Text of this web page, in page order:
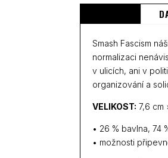
Smash Fascism
normalizaci
v ulicích, ani v
organizování a
VELIKOST: 7,6 cm
• 26 % bavlna, 74
• možnosti